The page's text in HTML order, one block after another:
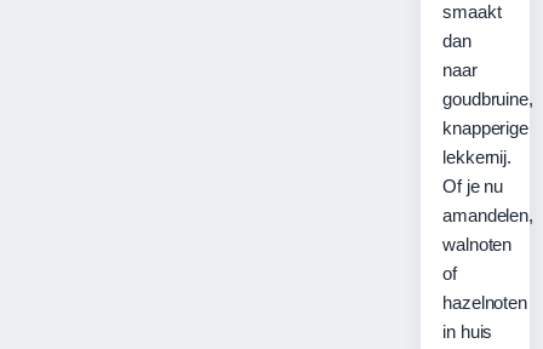
smaakt
dan
naar
goudbruine,
knapperige
lekkernij.
Of je nu
amandelen,
walnoten
of
hazelnoten
in huis